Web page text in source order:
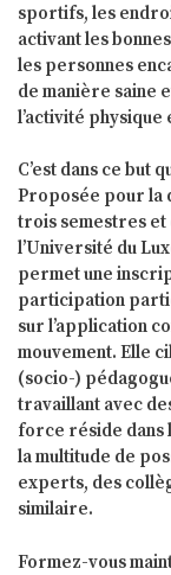
sportifs, les
activant les
les personnes
de manière saine
l’activité
C’est dans ce but
Proposée pour la
trois semestres et
l’Université du
permet une
participation
sur l’application
mouvement. Elle
(socio-)
travaillant avec
force réside dans
la multitude de
experts, des
similaire.
Formez-vous